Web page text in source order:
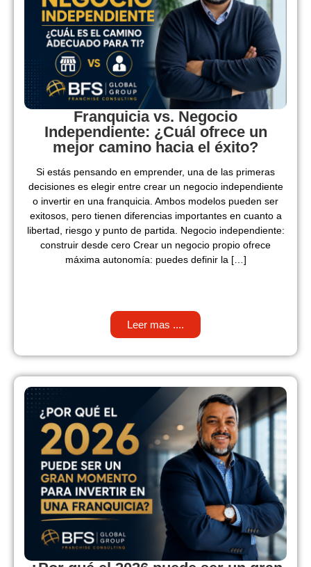
Franquicia vs. Negocio
Independiente: ¿Cuál ofrece un
mejor camino hacia el éxito?
Si estás pensando en emprender, una de las primeras
decisiones es elegir entre crear un negocio independiente
o invertir en una franquicia. Ambos modelos pueden ser
exitosos, pero tienen diferencias importantes en cuanto a
libertad, riesgo y punto de partida. Negocio independiente:
construir desde cero Crear un negocio propio ofrece
máxima autonomía: puedes definir la […]
Leer mas ....